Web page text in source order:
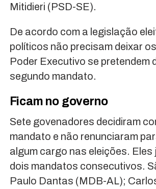
Mitidieri (PSD-SE).
De acordo com a legislação
políticos não precisam deixar
Poder Executivo se pretendem
segundo mandato.
Ficam no governo
Sete govenadores decidiram
mandato e não renunciaram
algum cargo nas eleições. Eles
dois mandatos consecutivos.
Paulo Dantas (MDB-AL);